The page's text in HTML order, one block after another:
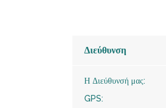
Διεύθυνση
Η Διεύθυνσή μας:
GPS: